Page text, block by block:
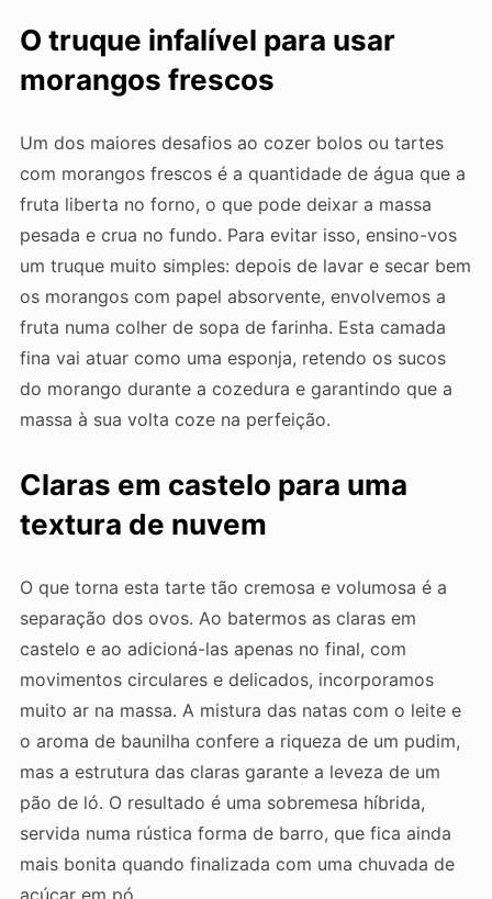
O truque infalível para usar
morangos frescos
Um dos maiores desafios ao cozer bolos ou tartes
com morangos frescos é a quantidade de água que a
fruta liberta no forno, o que pode deixar a massa
pesada e crua no fundo. Para evitar isso, ensino-vos
um truque muito simples: depois de lavar e secar bem
os morangos com papel absorvente, envolvemos a
fruta numa colher de sopa de farinha. Esta camada
fina vai atuar como uma esponja, retendo os sucos
do morango durante a cozedura e garantindo que a
massa à sua volta coze na perfeição.
Claras em castelo para uma
textura de nuvem
O que torna esta tarte tão cremosa e volumosa é a
separação dos ovos. Ao batermos as claras em
castelo e ao adicioná-las apenas no final, com
movimentos circulares e delicados, incorporamos
muito ar na massa. A mistura das natas com o leite e
o aroma de baunilha confere a riqueza de um pudim,
mas a estrutura das claras garante a leveza de um
pão de ló. O resultado é uma sobremesa híbrida,
servida numa rústica forma de barro, que fica ainda
mais bonita quando finalizada com uma chuvada de
açúcar em pó.